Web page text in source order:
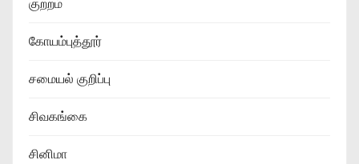
கோயம்புத்தூர்
சமையல் குறிப்பு
சிவகங்கை
சினிமா